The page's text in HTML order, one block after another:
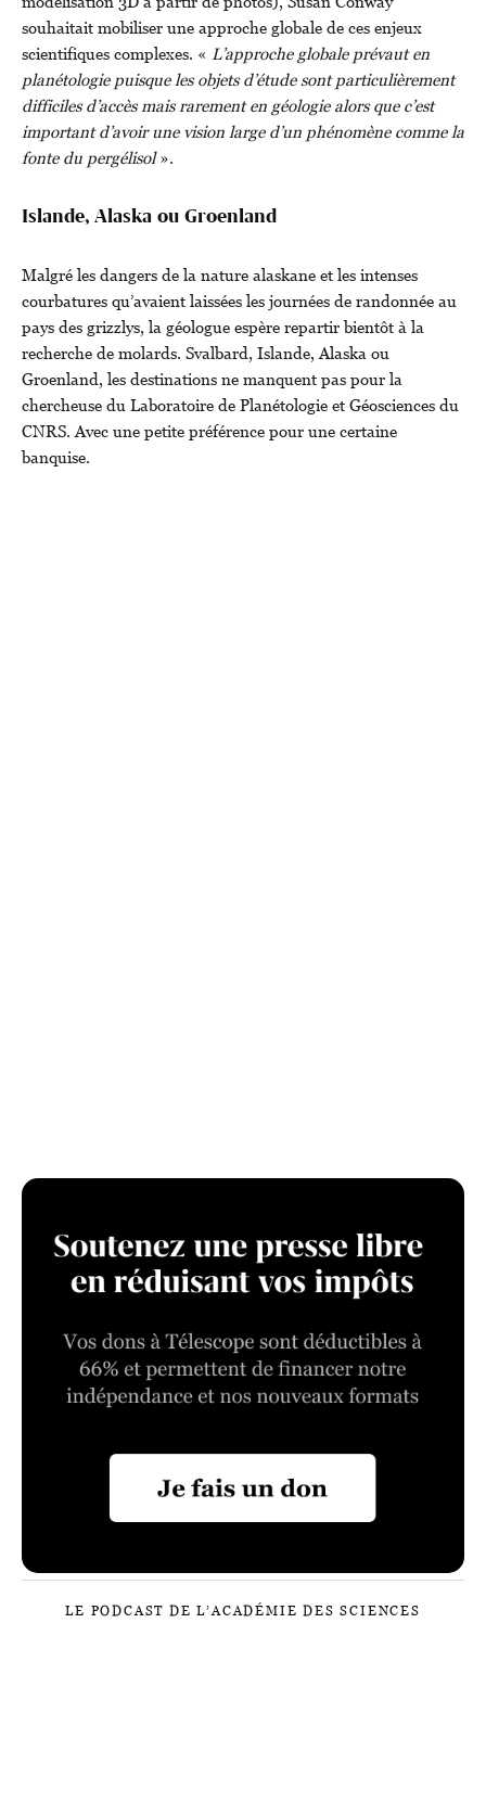
souhaitait mobiliser une approche globale de ces enjeux
scientifiques complexes. « L’approche globale prévaut en
planétologie puisque les objets d’étude sont particulièrement
difficiles d’accès mais rarement en géologie alors que c’est
important d’avoir une vision large d’un phénomène comme la
fonte du pergélisol».
Islande, Alaska ou Groenland
Malgré les dangers de la nature alaskane et les intenses
courbatures qu’avaient laissées les journées de randonnée au
pays des grizzlys, la géologue espère repartir bientôt à la
recherche de molards. Svalbard, Islande, Alaska ou
Groenland, les destinations ne manquent pas pour la
chercheuse du Laboratoire de Planétologie et Géosciences du
CNRS. Avec une petite préférence pour une certaine
banquise.
LE PODCAST DE L’ACADÉMIE DES SCIENCES